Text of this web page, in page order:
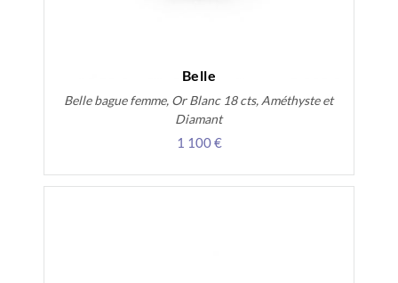
Belle
Belle bague femme, Or Blanc 18 cts, Améthyste et
Diamant
1 100 €